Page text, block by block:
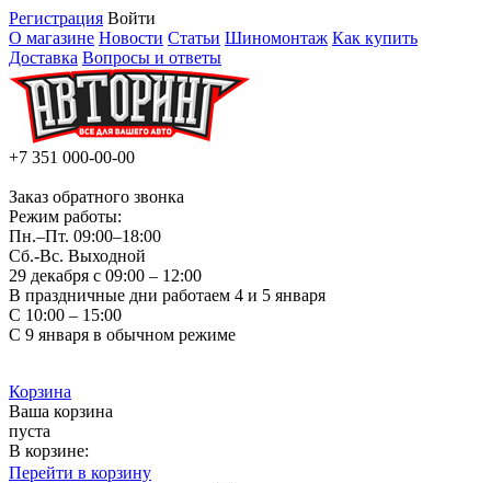
Регистрация Войти
О магазине Новости Статьи Шиномонтаж Как купить
Доставка Вопросы и ответы
+7 351 000-00-00
Заказ обратного звонка
Режим работы:
Пн.–Пт. 09:00–18:00
Сб.-Вс. Выходной
29 декабря с 09:00 – 12:00
В праздничные дни работаем 4 и 5 января
С 10:00 – 15:00
С 9 января в обычном режиме
Корзина
Ваша корзина
пуста
В корзине:
Перейти в корзину